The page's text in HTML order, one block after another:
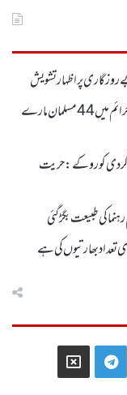
روزگاری پر اظہارتشویش
رواں سال اب تک بھارت میں مسلم مخالف نفرت انگیز جرائم میں 44 مسلمان مارے
گردی کو روکے : حریت
کی طبیعت بگڑ گئی
بھارتیوں کی ہے
Telegram
X